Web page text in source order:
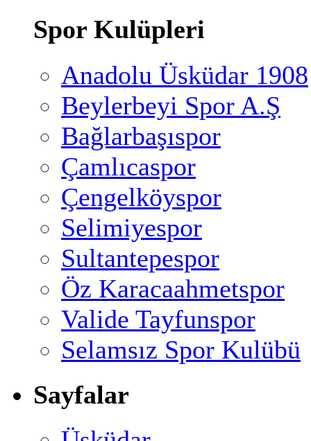
Spor Kulüpleri
Anadolu Üsküdar 1908
Beylerbeyi Spor A.Ş
Bağlarbaşıspor
Çamlıcaspor
Çengelköyspor
Selimiyespor
Sultantepespor
Öz Karacaahmetspor
Valide Tayfunspor
Selamsız Spor Kulübü
Sayfalar